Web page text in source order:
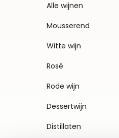
Alle wijnen
Mousserend
Witte wijn
Rosé
Rode wijn
Dessertwijn
Distillaten